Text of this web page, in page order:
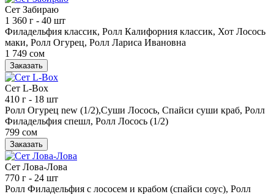
Сет Забираю
1 360 г - 40 шт
Филадельфия классик, Ролл Калифорния классик, Хот Лосось
маки, Ролл Огурец, Ролл Лариса Ивановна
1 749 сом
Заказать
Сет L-Box
410 г - 18 шт
Ролл Огурец new (1/2),Суши Лосось, Спайси суши краб, Ролл
Филадельфия спешл, Ролл Лосось (1/2)
799 сом
Заказать
Сет Лова-Лова
770 г - 24 шт
Ролл Филадельфия с лососем и крабом (спайси соус), Ролл